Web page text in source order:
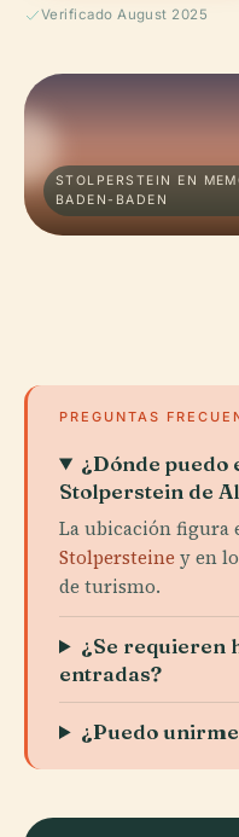
Verificado August 2025
STOLPERSTEIN EN
BADEN-BADEN
PREGUNTAS
¿Dónde
Stolperstein de
La ubicación figura
Stolpersteine y en
de turismo.
¿Se requieren
entradas?
¿Puedo